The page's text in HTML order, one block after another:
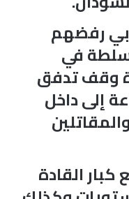
رفضهم
في
وقف تدفق
إلى داخل
القادة